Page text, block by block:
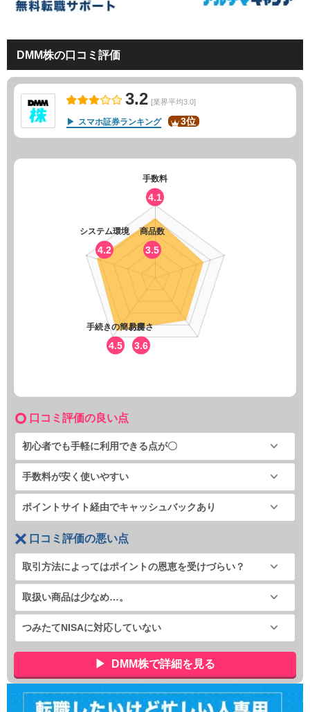
DMM株の口コミ評価
3.2 [業界平均3.0]
スマホ証券ランキング 3位
手数料
4.1
商品数
3.5
お得さ
3.6
手続きの簡易度
4.5
システム環境
4.2
口コミ評価の良い点
初心者でも手軽に利用できる点が〇
手数料が安く使いやすい
ポイントサイト経由でキャッシュバックあり
口コミ評価の悪い点
取引方法によってはポイントの恩恵を受けづらい？
取扱い商品は少なめ…。
つみたてNISAに対応していない
DMM株で詳細を見る